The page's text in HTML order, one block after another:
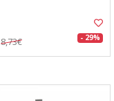
8,73€ - 29%